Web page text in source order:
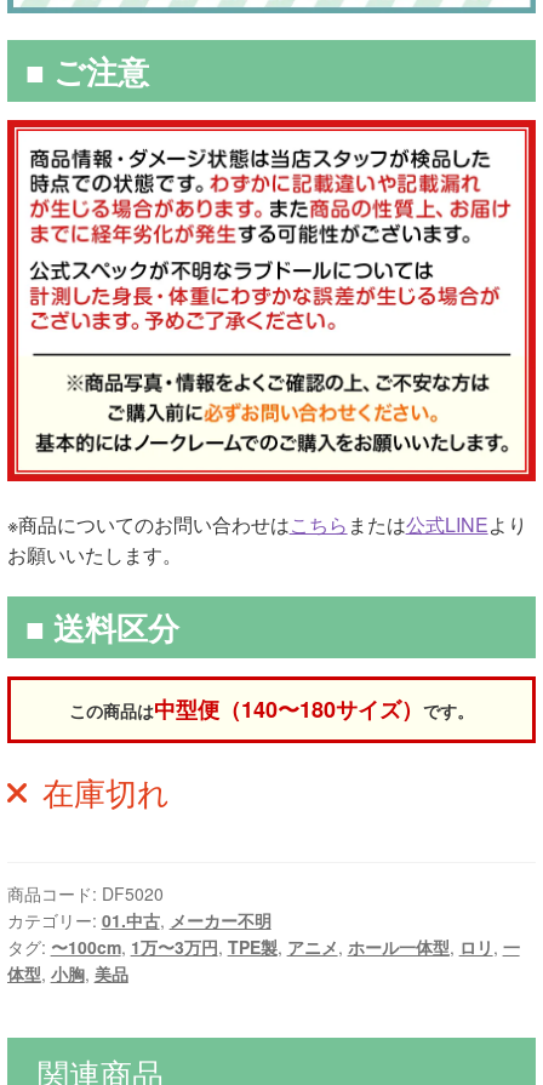
■ ご注意
※商品についてのお問い合わせはこちら または公式LINEより
お願いいたします。
■ 送料区分
この商品は中型便（140〜180サイズ） です。
在庫切れ
商品コード: DF5020
カテゴリー: 01.中古, メーカー不明
タグ: 〜100cm, 1万〜3万円, TPE製, アニメ, ホール一体型, ロリ , 一
体型, 小胸, 美品
関連商品